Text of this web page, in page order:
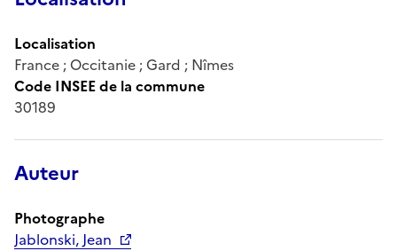
Localisation
France ; Occitanie ; Gard ; Nîmes
Code INSEE de la commune
30189
Auteur
Photographe
Jablonski, Jean